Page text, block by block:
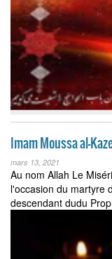
Imam Moussa al-
mars 13, 2021
Au nom Allah Le
l'occasion du martyre
descendant dudu